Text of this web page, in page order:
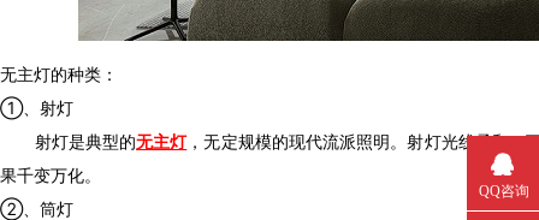
无主灯的种类：
①、射灯
射灯是典型的无主灯，无定规模的现代流派照明。射灯光线柔和
果千变万化。
②、筒灯
QQ咨询